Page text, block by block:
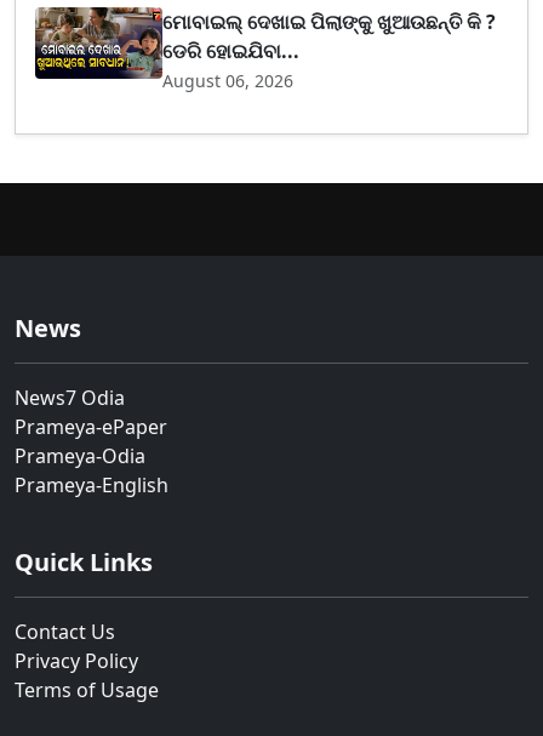
ମୋବାଇଲ୍ ଦେଖାଇ ପିଲାଙ୍କୁ ଖୁଆଉଛନ୍ତି କି ?
ଡେରି ହୋଇଯିବା...
August 06, 2026
News
News7 Odia
Prameya-ePaper
Prameya-Odia
Prameya-English
Quick Links
Contact Us
Privacy Policy
Terms of Usage